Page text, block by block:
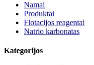
Namai
Produktai
Flotacijos reagentai
Natrio karbonatas
Kategorijos